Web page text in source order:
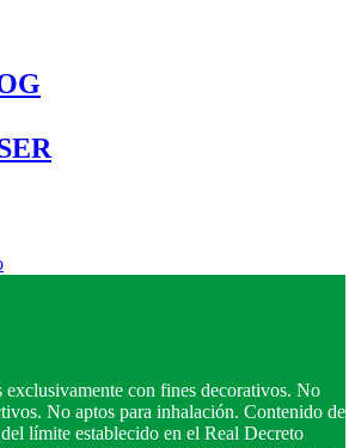
exclusivamente con fines decorativos. No
No aptos para inhalación. Contenido de
límite establecido en el Real Decreto